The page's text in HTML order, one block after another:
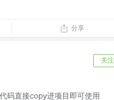
分享
关注
码直接copy进项目即可使用